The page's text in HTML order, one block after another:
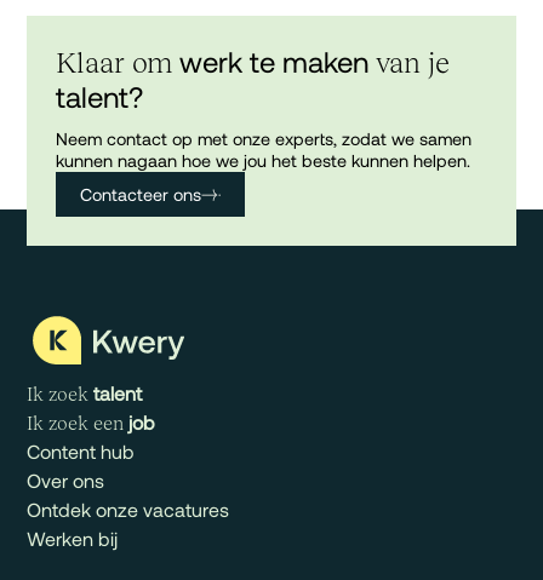
Klaar om werk te makenvan je
talent?
Neem contact op met onze experts, zodat we samen
kunnen nagaan hoe we jou het beste kunnen helpen.
Contacteer ons
Ik zoek talent
Ik zoek een job
Content hub
Over ons
Ontdek onze vacatures
Werken bij